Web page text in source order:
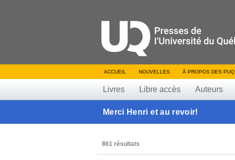
ACCUEIL NOUVELLES À PROPOS DES PUQ
Livres Libre accès Auteurs
Merci Henri et au revoir!
861 résultats